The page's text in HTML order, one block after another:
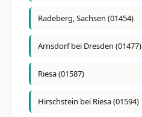
Radeberg, Sachsen (01454)
Arnsdorf bei Dresden (01477)
Riesa (01587)
Hirschstein bei Riesa (01594)